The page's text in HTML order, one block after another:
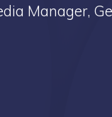
Manager,